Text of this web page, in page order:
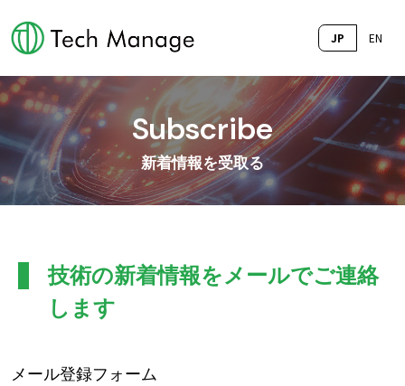
JP EN
Subscribe
新着情報を受取る
技術の新着情報をメールでご連絡
します
メール登録フォーム